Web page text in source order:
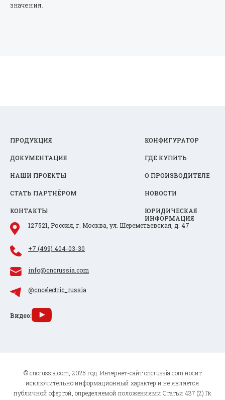
значения.
ПРОДУКЦИЯ КОНФИГУРАТОР
ДОКУМЕНТАЦИЯ ГДЕ КУПИТЬ
НАШИ ПРОЕКТЫ О ПРОИЗВОДИТЕЛЕ
СТАТЬ ПАРТНЁРОМ НОВОСТИ
КОНТАКТЫ
ЮРИДИЧЕСКАЯ
ИНФОРМАЦИЯ
127521, Россия, г. Москва, ул. Шереметьевская, д. 47
+7 (499) 404-03-30
info@cncrussia.com
@cncelectric_russia
Видео:
© cncrussia.com, 2025 год. Интернет-сайт cncrussia.com носит
исключительно информационный характер и не является
публичной офертой, определяемой положениями Статьи 437 (2) Гк